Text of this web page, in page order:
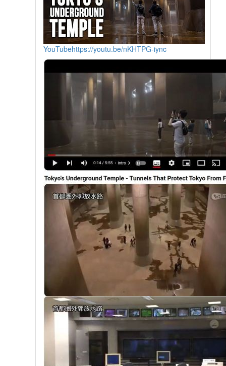
YouTubehttps://youtu.be/nKHTPG-iync